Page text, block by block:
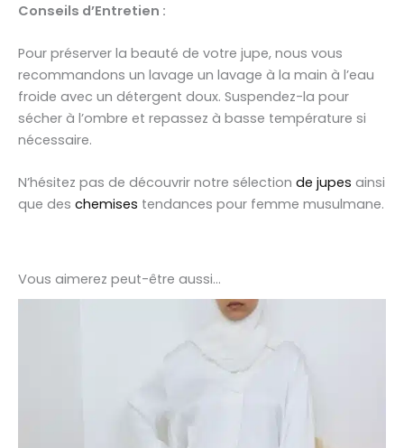
Conseils d’Entretien :
Pour préserver la beauté de votre jupe, nous vous
recommandons un lavage un lavage à la main à l’eau
froide avec un détergent doux. Suspendez-la pour
sécher à l’ombre et repassez à basse température si
nécessaire.
N’hésitez pas de découvrir notre sélection de jupes ainsi
que des chemises tendances pour femme musulmane.
Vous aimerez peut-être aussi…
Les
options